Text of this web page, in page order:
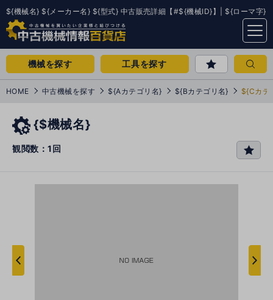
${機械名} ${メーカー名} ${型式} 中古販売詳細【#${機械ID}】| ${ローマ字}
menu
機械を探す 工具を探す
HOME 中古機械を探す ${Aカテゴリ名} ${Bカテゴリ名} ${Cカテ
{$機械名}
観閲数：1回
favo